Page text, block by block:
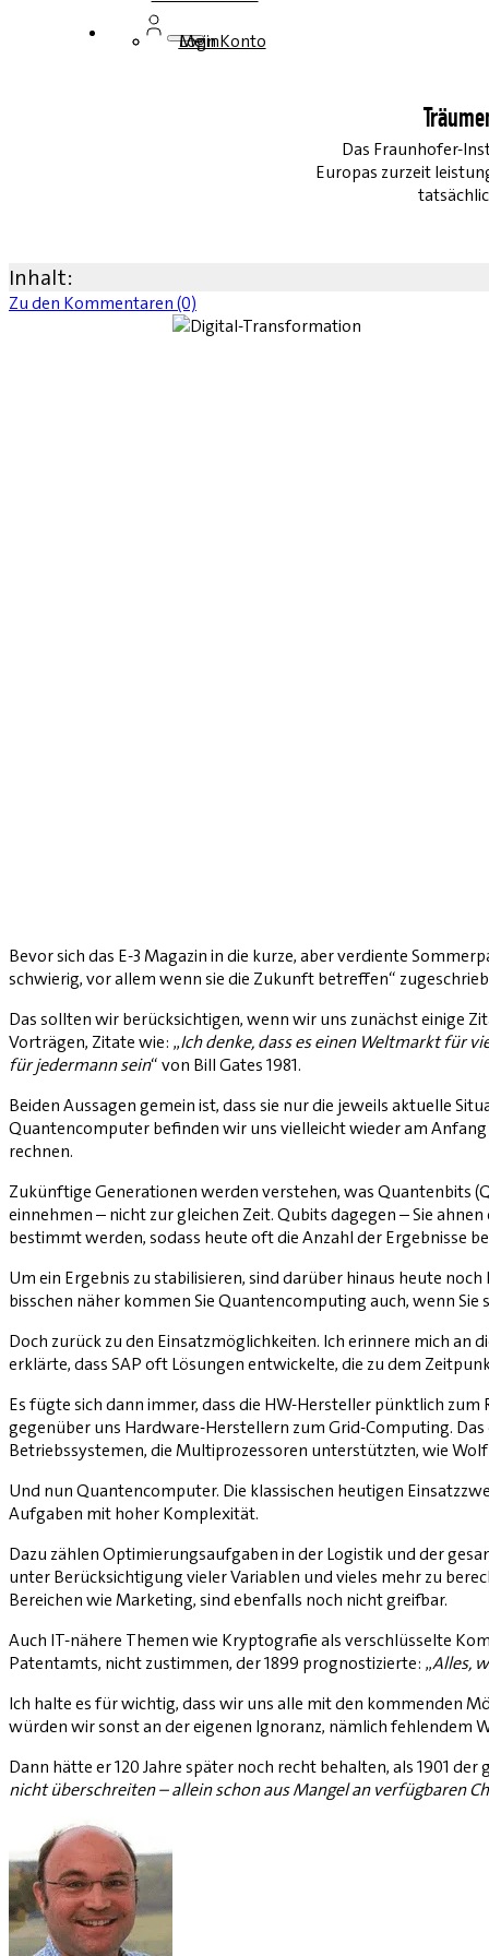
Login
Mein Konto
Das Fraunhofer-
Europas zurzeit
Inhalt:
Zu den Kommentaren (0)
Bevor sich das E-3 Magazin in die kurze, aber verdiente
schwierig, vor allem wenn sie die Zukunft betreffen“
Das sollten wir berücksichtigen, wenn wir uns zunächst einige
Vorträgen, Zitate wie: „Ich denke, dass es einen Weltmarkt für
für jedermann sein“ von Bill Gates 1981.
Beiden Aussagen gemein ist, dass sie nur die jeweils aktuelle
Quantencomputer befinden wir uns vielleicht wieder am
rechnen.
Zukünftige Generationen werden verstehen, was Quantenbits
einnehmen – nicht zur gleichen Zeit. Qubits dagegen – Sie
bestimmt werden, sodass heute oft die Anzahl der Ergebnisse
Um ein Ergebnis zu stabilisieren, sind darüber hinaus heute
bisschen näher kommen Sie Quantencomputing auch, wenn
Doch zurück zu den Einsatzmöglichkeiten. Ich erinnere mich
erklärte, dass SAP oft Lösungen entwickelte, die zu dem
Es fügte sich dann immer, dass die HW-Hersteller pünktlich
gegenüber uns Hardware-Herstellern zum Grid-Computing.
Betriebssystemen, die Multiprozessoren unterstützten, wie
Und nun Quantencomputer. Die klassischen heutigen
Aufgaben mit hoher Komplexität.
Dazu zählen Optimierungsaufgaben in der Logistik und der
unter Berücksichtigung vieler Variablen und vieles mehr zu
Bereichen wie Marketing, sind ebenfalls noch nicht greifbar.
Auch IT-nähere Themen wie Kryptografie als verschlüsselte
Patentamts, nicht zustimmen, der 1899 prognostizierte: „Alles,
Ich halte es für wichtig, dass wir uns alle mit den kommenden
würden wir sonst an der eigenen Ignoranz, nämlich fehlendem
Dann hätte er 120 Jahre später noch recht behalten, als 1901
nicht überschreiten – allein schon aus Mangel an verfügbaren